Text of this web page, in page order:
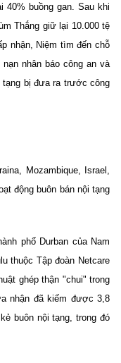
40% buồng gan. Sau khi
Thắng giữ lại 10.000 tệ
nhận, Niệm tìm đến chỗ
nhân báo công an và
bị đưa ra trước công
Mozambique, Israel,
động buôn bán nội tạng
phố Durban của Nam
thuộc Tập đoàn Netcare
ghép thận "chui" trong
nhận đã kiếm được 3,8
buôn nội tạng, trong đó